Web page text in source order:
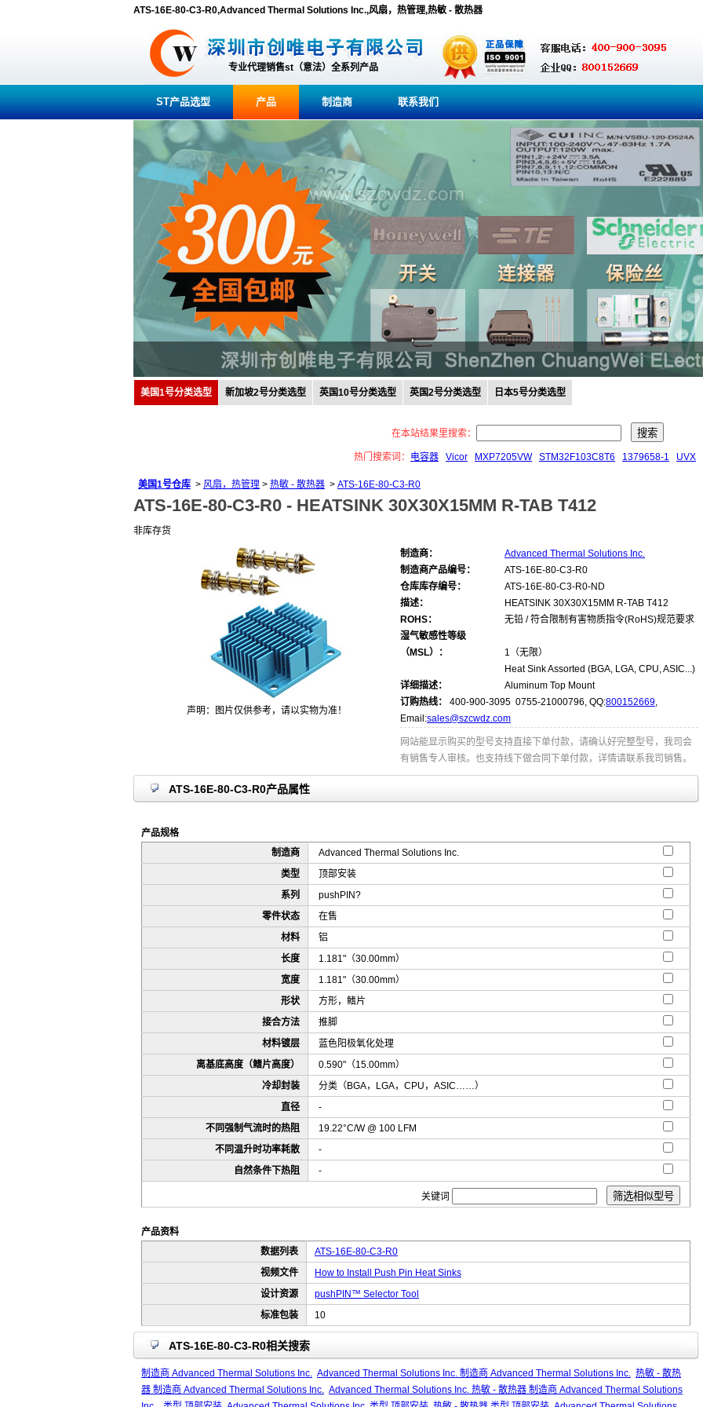
ATS-16E-80-C3-R0,Advanced Thermal Solutions Inc.,风扇，热管理,热敏 - 散热器
专业代理销售st（意法）全系列产品
ST产品选型 产品 制造商 联系我们
美国1号分类选型 新加坡2号分类选型 英国10号分类选型 英国2号分类选型 日本5号分类选型
在本站结果里搜索：
热门搜索词： 电容器 Vicor MXP7205VW STM32F103C8T6 1379658-1 UVX
美国1号仓库 > 风扇，热管理 > 热敏 - 散热器 > ATS-16E-80-C3-R0
ATS-16E-80-C3-R0 - HEATSINK 30X30X15MM R-TAB T412
非库存货
声明：图片仅供参考，请以实物为准！
制造商：
Advanced Thermal Solutions Inc.
制造商产品编号：
ATS-16E-80-C3-R0
仓库库存编号：
ATS-16E-80-C3-R0-ND
描述：
HEATSINK 30X30X15MM R-TAB T412
ROHS：
无铅 / 符合限制有害物质指令(RoHS)规范要求
湿气敏感性等级
（MSL）：
1（无限）
详细描述：
Heat Sink Assorted (BGA, LGA, CPU, ASIC...)
Aluminum Top Mount
订购热线：
400-900-3095 0755-21000796, QQ:800152669,
Email:sales@szcwdz.com
网站能显示购买的型号支持直接下单付款，请确认好完整型号，我司会
有销售专人审核。也支持线下做合同下单付款，详情请联系我司销售。
ATS-16E-80-C3-R0产品属性
产品规格
制造商
Advanced Thermal Solutions Inc.
类型
顶部安装
系列
pushPIN?
零件状态
在售
材料
铝
长度
1.181"（30.00mm）
宽度
1.181"（30.00mm）
形状
方形，鳍片
接合方法
推脚
材料镀层
蓝色阳极氧化处理
离基底高度（鳍片高度）
0.590"（15.00mm）
冷却封装
分类（BGA，LGA，CPU，ASIC……）
直径
-
不同强制气流时的热阻
19.22°C/W @ 100 LFM
不同温升时功率耗散
-
自然条件下热阻
-
关键词
产品资料
数据列表
ATS-16E-80-C3-R0
视频文件
How to Install Push Pin Heat Sinks
设计资源
pushPIN™ Selector Tool
标准包装
10
ATS-16E-80-C3-R0相关搜索
制造商 Advanced Thermal Solutions Inc. Advanced Thermal Solutions Inc. 制造商 Advanced Thermal Solutions Inc. 热敏 - 散热
器 制造商 Advanced Thermal Solutions Inc. Advanced Thermal Solutions Inc. 热敏 - 散热器 制造商 Advanced Thermal Solutions